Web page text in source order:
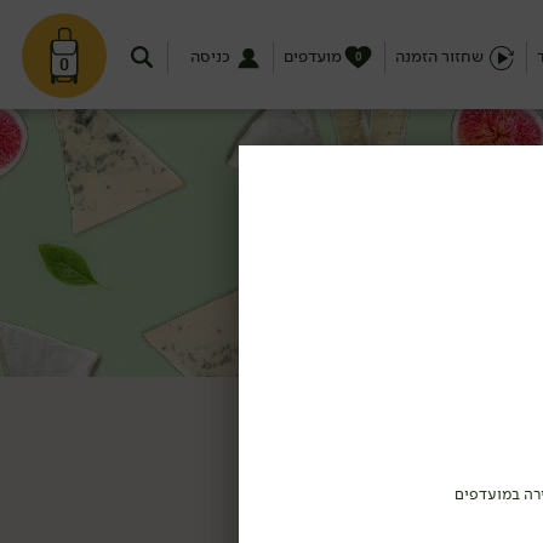
0 שחזור הזמנה מועדפים 0 כניסה
במועדפים